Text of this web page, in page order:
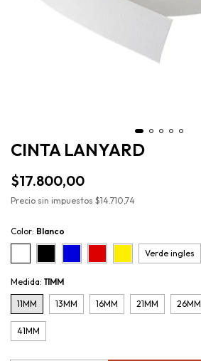
CINTA LANYARD
$17.800,00
Precio sin impuestos $14.710,74
Color: Blanco
Verde ingles
Medida: 11MM
11MM 13MM 16MM 21MM 26MM
41MM